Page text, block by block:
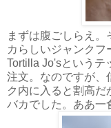
まずは腹ごしらえ。
カらしいジャンクフ
Tortilla Jo'sというテ
注文。なのですが、
ク内に入ると割高
バカでした。ああ一